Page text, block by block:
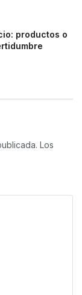
productos o
Los